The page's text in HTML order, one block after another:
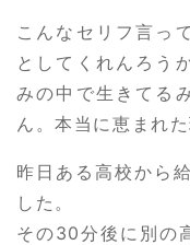
こんなセリフ言っ
としてくれんろう
みの中で生きてる
ん。本当に恵まれ
昨日ある高校から
した。
その30分後に別の